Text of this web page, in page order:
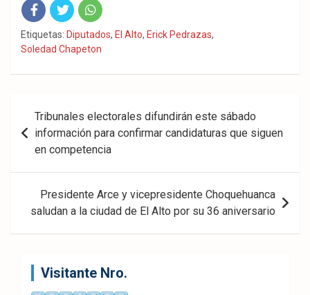
Fac Twit Wha
Etiquetas: Diputados, El Alto, Erick Pedrazas,
Soledad Chapeton
Navegación
de
entradas
Tribunales electorales difundirán este sábado
información para confirmar candidaturas que siguen
en competencia
Presidente Arce y vicepresidente Choquehuanca
saludan a la ciudad de El Alto por su 36 aniversario
Visitante Nro.